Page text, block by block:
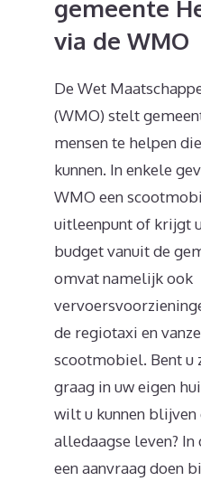
gemeente
via de WMO
De Wet
(WMO) stelt
mensen te helpen
kunnen. In enkele
WMO een
uitleenpunt of krijgt
budget vanuit de
omvat namelijk ook
de regiotaxi en
scootmobiel. Bent u
graag in uw eigen
wilt u kunnen blijven
alledaagse leven?
een aanvraag doen